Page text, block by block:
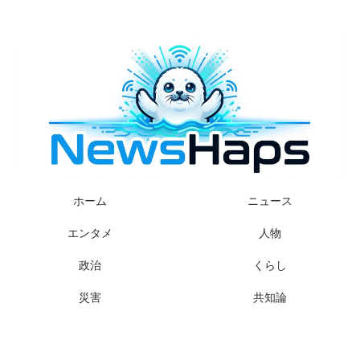
ホーム ニュース
エンタメ 人物
政治 くらし
災害 共知論